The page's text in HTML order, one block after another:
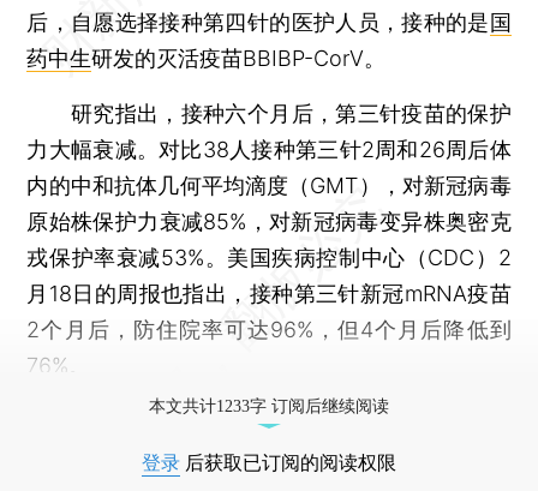
后，自愿选择接种第四针的医护人员，接种的是国
药中生研发的灭活疫苗BBIBP-CorV。
研究指出，接种六个月后，第三针疫苗的保护
力大幅衰减。对比38人接种第三针2周和26周后体
内的中和抗体几何平均滴度（GMT），对新冠病毒
原始株保护力衰减85%，对新冠病毒变异株奥密克
戎保护率衰减53%。美国疾病控制中心（CDC）2
月18日的周报也指出，接种第三针新冠mRNA疫苗
2个月后，防住院率可达96%，但4个月后降低到
76%。
本文共计1233字 订阅后继续阅读
登录 后获取已订阅的阅读权限